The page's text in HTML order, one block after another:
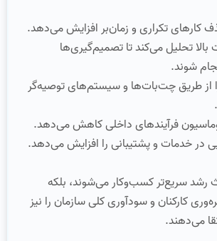
کارهای تکراری و زمان‌بر افزایش می‌دهد.
بالا تحلیل می‌کند تا تصمیم‌گیری‌ها
شوند.
از طریق چت‌بات‌ها و سیستم‌های توصیه‌گر
فرآیندهای داخلی کاهش می‌دهد.
در خدمات و پشتیبانی را افزایش می‌دهد.
رشد سریع‌تر کسب‌وکار می‌شوند، بلکه
کارکنان و سودآوری کلی سازمان را نیز
می‌دهند.